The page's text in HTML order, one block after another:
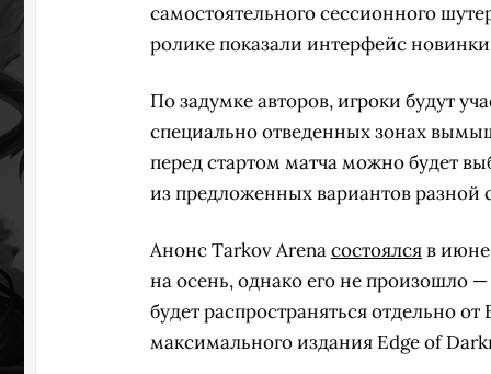
самостоятельного сессионного
ролике показали интерфейс
По задумке авторов, игроки будут
специально отведенных зонах
перед стартом матча можно будет
из предложенных вариантов разной
Анонс Tarkov Arenaсостоялсяв июне
на осень, однако его не произошло
будет распространяться отдельно
максимального издания Edge of